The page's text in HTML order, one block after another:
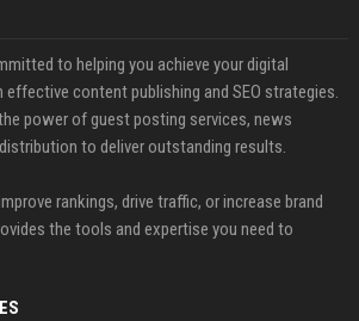
to helping you achieve your digital
content publishing and SEO strategies.
power of guest posting services, news
to deliver outstanding results.
rankings, drive traffic, or increase brand
the tools and expertise you need to